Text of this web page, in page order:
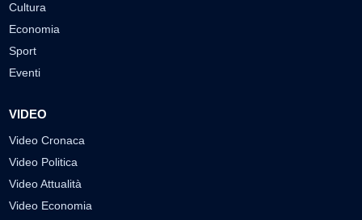
Cultura
Economia
Sport
Eventi
VIDEO
Video Cronaca
Video Politica
Video Attualità
Video Economia